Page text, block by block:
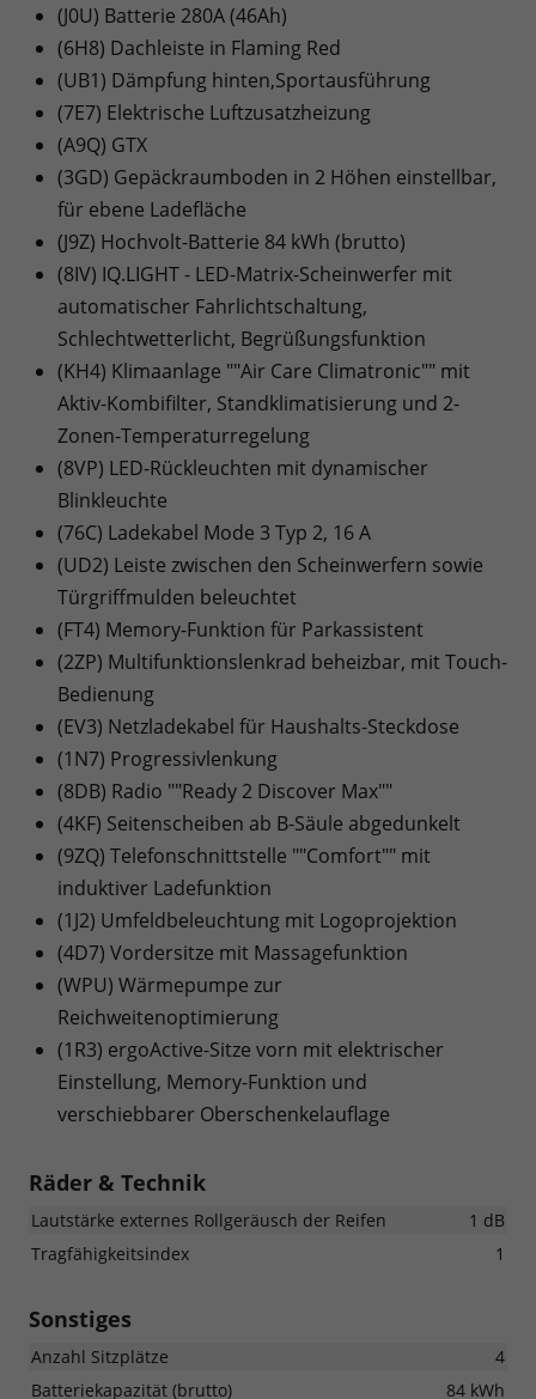
(J0U) Batterie 280A (46Ah)
(6H8) Dachleiste in Flaming Red
(UB1) Dämpfung hinten,Sportausführung
(7E7) Elektrische Luftzusatzheizung
(A9Q) GTX
(3GD) Gepäckraumboden in 2 Höhen einstellbar,
für ebene Ladefläche
(J9Z) Hochvolt-Batterie 84 kWh (brutto)
(8IV) IQ.LIGHT - LED-Matrix-Scheinwerfer mit
automatischer Fahrlichtschaltung,
Schlechtwetterlicht, Begrüßungsfunktion
(KH4) Klimaanlage ""Air Care Climatronic"" mit
Aktiv-Kombifilter, Standklimatisierung und 2-
Zonen-Temperaturregelung
(8VP) LED-Rückleuchten mit dynamischer
Blinkleuchte
(76C) Ladekabel Mode 3 Typ 2, 16 A
(UD2) Leiste zwischen den Scheinwerfern sowie
Türgriffmulden beleuchtet
(FT4) Memory-Funktion für Parkassistent
(2ZP) Multifunktionslenkrad beheizbar, mit Touch-
Bedienung
(EV3) Netzladekabel für Haushalts-Steckdose
(1N7) Progressivlenkung
(8DB) Radio ""Ready 2 Discover Max""
(4KF) Seitenscheiben ab B-Säule abgedunkelt
(9ZQ) Telefonschnittstelle ""Comfort"" mit
induktiver Ladefunktion
(1J2) Umfeldbeleuchtung mit Logoprojektion
(4D7) Vordersitze mit Massagefunktion
(WPU) Wärmepumpe zur
Reichweitenoptimierung
(1R3) ergoActive-Sitze vorn mit elektrischer
Einstellung, Memory-Funktion und
verschiebbarer Oberschenkelauflage
Räder & Technik
Lautstärke externes Rollgeräusch der Reifen
1 dB
Tragfähigkeitsindex
1
Sonstiges
Anzahl Sitzplätze
4
Batteriekapazität (brutto)
84 kWh